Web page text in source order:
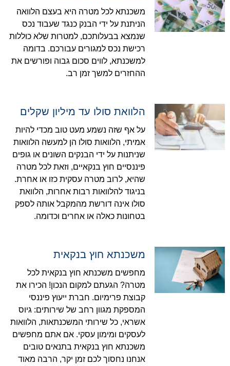
משכנתא לכל מטרה היא בעצם הלוואה
הניתנת על ידי הבנק כנגד שעבוד נכס
שנמצא בבעלותכם, למטרות שלא כוללות
רכישת נכס למגורים עבורכם. בדומה
למשכנתא, לווים סכום גבוה ופורשים את
ההחזרים למשך זמן רב.
הלוואת סולו עד מיליון שקלים
על אף שזה נשמע מעט טוב מכדי להיות
אמיתי, הלוואות סולו הן למעשה הלוואות
שניתנות על ידי הבנקים השונים או גופים
פיננסיים חוץ בנקאיים, וזאת לכל מטרה
שהיא, לרוב מטרה עסקית כזו או אחרת.
בניגוד להלוואות רבות אחרות, הלוואת
סולו אינה דורשת מהמקבל אותה לספק
בטחונות כאלה או אחרים וכדומה.
משכנתא חוץ בנקאית
מחפשים משכנתא חוץ בנקאית לכל
מטרה? הגעתם למקום הנכון! הכירו את
קבוצת פרימיום. חברת ייעוץ פיננסי
המספקת מגוון רחב של שירותים: גיוס
אשראי, כל שירותי המשכנתאות, הלוואות
לעסקים ומימון עסקי. אם אתם מחפשים
משכנתא חוץ בנקאית בתנאים טובים
אנחנו נחסוך לכם זמן יקר, הרבה מאוד